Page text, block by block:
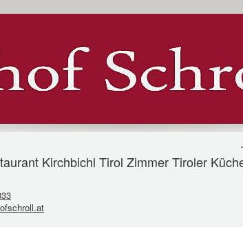
Kirchbichl Tirol Zimmer Tiroler